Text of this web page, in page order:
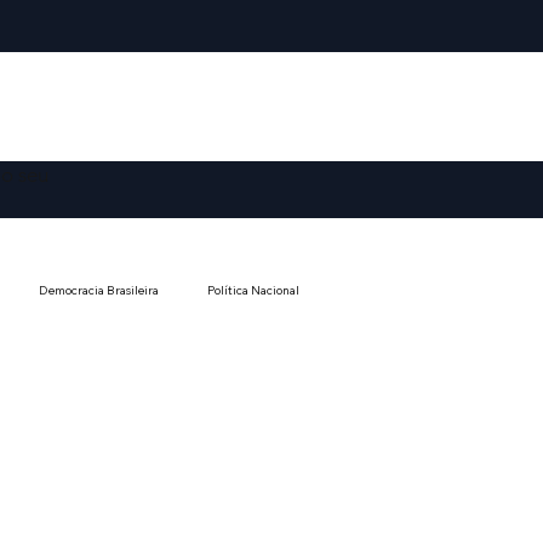
Democracia Brasileira Política Nacional